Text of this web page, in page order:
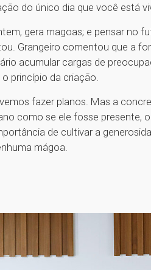
do único dia que você está
gera magoas; e pensar no
Grangeiro comentou que a
acumular cargas de
princípio da criação.
fazer planos. Mas a
como se ele fosse presente,
de cultivar a
mágoa.